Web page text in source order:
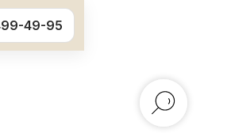
49-95
Мебельные ткани